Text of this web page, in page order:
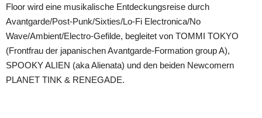
Floor wird eine musikalische Entdeckungsreise durch
Avantgarde/Post-Punk/Sixties/Lo-Fi Electronica/No
Wave/Ambient/Electro-Gefilde, begleitet von TOMMI TOKYO
(Frontfrau der japanischen Avantgarde-Formation group A),
SPOOKY ALIEN (aka Alienata) und den beiden Newcomern
PLANET TINK & RENEGADE.